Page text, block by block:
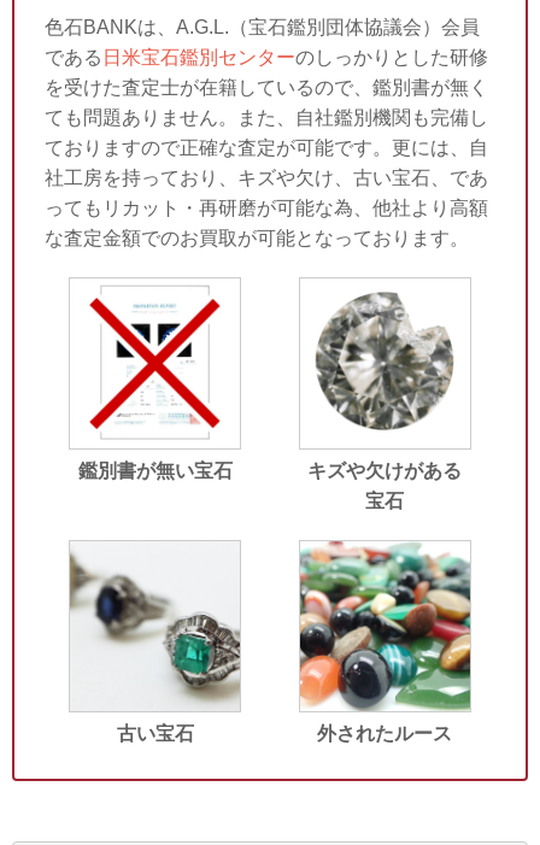
色石BANKは、A.G.L.（宝石鑑別団体協議会）会員
である 日米宝石鑑別センターのしっかりとした研修
を受けた査定士が在籍しているので、鑑別書が無く
ても問題ありません。また、自社鑑別機関も完備し
ておりますので正確な査定が可能です。更には、自
社工房を持っており、キズや欠け、古い宝石、であ
ってもリカット・再研磨が可能な為、他社より高額
な査定金額でのお買取が可能となっております。
鑑別書が無い宝石
キズや欠けがある
宝石
古い宝石 外されたルース